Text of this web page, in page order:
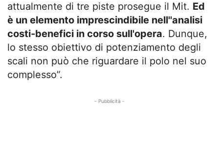
attualmente di tre piste prosegue il Mit. Ed
è un elemento imprescindibile nell''analisi
costi-benefici in corso sull'opera. Dunque,
lo stesso obiettivo di potenziamento degli
scali non può che riguardare il polo nel suo
complesso”.
- Pubblicità -